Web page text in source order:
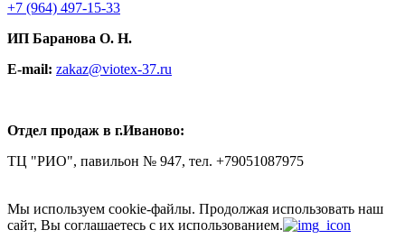
+7 (964) 497-15-33
ИП Баранова О. Н.
E-mail: zakaz@viotex-37.ru
Отдел продаж в г.Иваново:
ТЦ "РИО", павильон № 947, тел. +79051087975
Мы используем cookie-файлы. Продолжая использовать наш
сайт, Вы соглашаетесь с их использованием.